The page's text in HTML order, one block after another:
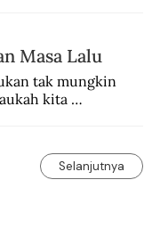
Masa Lalu
tak mungkin
kita
Selanjutnya